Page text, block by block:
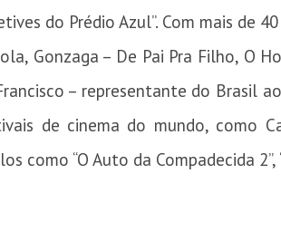
do Prédio Azul”. Com mais
Gonzaga – De Pai Pra Filho, O
– representante do Brasil
de cinema do mundo, como
como “O Auto da Compadecida 2”,